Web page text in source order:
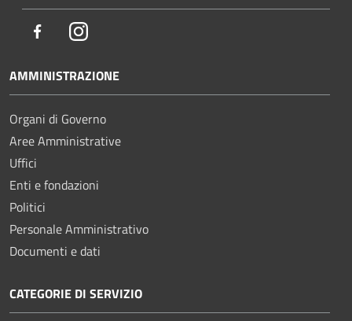
FacebookInstagram
AMMINISTRAZIONE
Organi di Governo
Aree Amministrative
Uffici
Enti e fondazioni
Politici
Personale Amministrativo
Documenti e dati
CATEGORIE DI SERVIZIO